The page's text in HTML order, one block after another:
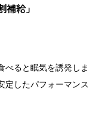
給」
べると眠気を誘発しま
定したパフォーマンス